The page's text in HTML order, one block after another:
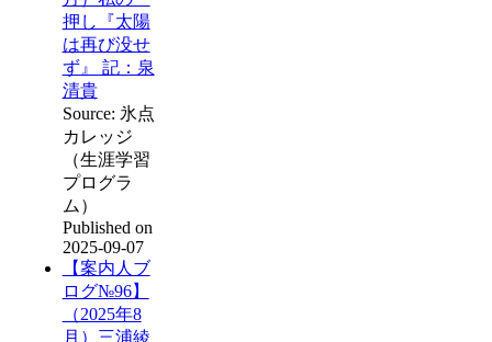
押し『太陽
は再び没せ
ず』 記：泉
清貴
Source: 氷点
カレッジ
（生涯学習
プログラ
ム）
Published on
2025-09-07
【案内人ブ
ログ№96】
（2025年8
月）三浦綾